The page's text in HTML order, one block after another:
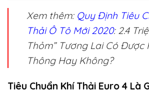
Xem thêm: Quy Định Tiêu
Thải Ô Tô Mới 2020: 2.4
Thỏm” Tương Lai Có Được
Thông Hay Không?
Tiêu Chuẩn Khí Thải Euro 4 Là